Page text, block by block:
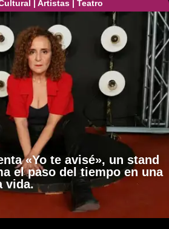
| Artistas | Teatro
«Yo te avisé», un stand
el paso del tiempo en una
vida.